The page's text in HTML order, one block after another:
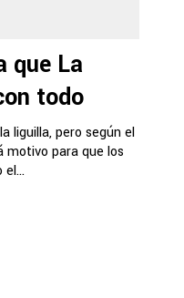
que La
todo
liguilla, pero según el
motivo para que los